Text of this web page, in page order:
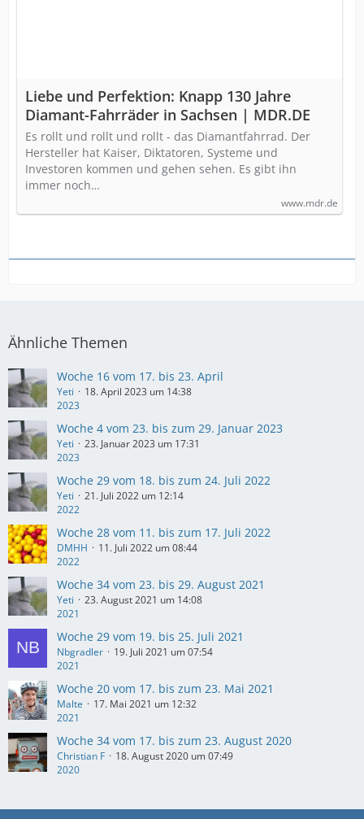
Liebe und Perfektion: Knapp 130 Jahre
Diamant-Fahrräder in Sachsen | MDR.DE
Es rollt und rollt und rollt - das Diamantfahrrad. Der
Hersteller hat Kaiser, Diktatoren, Systeme und
Investoren kommen und gehen sehen. Es gibt ihn
immer noch…
www.mdr.de
Ähnliche Themen
Woche 16 vom 17. bis 23. April
Yeti
18. April 2023 um 14:38
2023
Woche 4 vom 23. bis zum 29. Januar 2023
Yeti
23. Januar 2023 um 17:31
2023
Woche 29 vom 18. bis zum 24. Juli 2022
Yeti
21. Juli 2022 um 12:14
2022
Woche 28 vom 11. bis zum 17. Juli 2022
DMHH
11. Juli 2022 um 08:44
2022
Woche 34 vom 23. bis 29. August 2021
Yeti
23. August 2021 um 14:08
2021
Woche 29 vom 19. bis 25. Juli 2021
Nbgradler
19. Juli 2021 um 07:54
2021
Woche 20 vom 17. bis zum 23. Mai 2021
Malte
17. Mai 2021 um 12:32
2021
Woche 34 vom 17. bis zum 23. August 2020
Christian F
18. August 2020 um 07:49
2020